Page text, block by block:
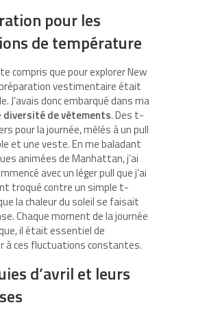
pour les
de température
compris que pour explorer New
préparation vestimentaire était
J’avais donc embarqué dans ma
diversité de vêtements. Des t-
pour la journée, mêlés à un pull
et une veste. En me baladant
animées de Manhattan, j’ai
avec un léger pull que j’ai
troqué contre un simple t-
la chaleur du soleil se faisait
Chaque moment de la journée
il était essentiel de
à ces fluctuations constantes.
d’avril et leurs